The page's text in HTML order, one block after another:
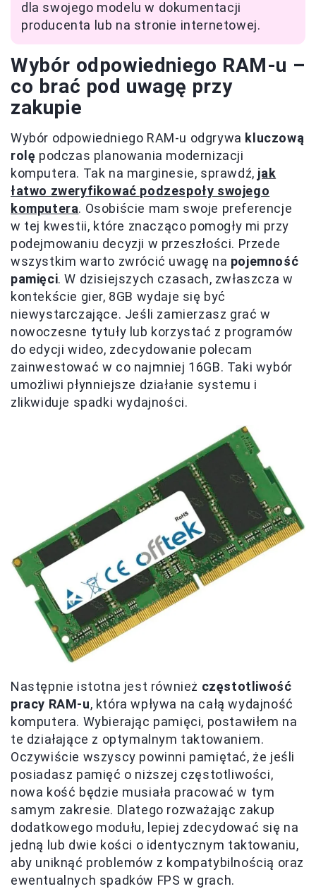
dla swojego modelu w dokumentacji
producenta lub na stronie internetowej.
Wybór odpowiedniego RAM-u –
co brać pod uwagę przy
zakupie
Wybór odpowiedniego RAM-u odgrywa kluczową
rolę podczas planowania modernizacji
komputera. Tak na marginesie, sprawdź, jak
łatwo zweryfikować podzespoły swojego
komputera. Osobiście mam swoje preferencje
w tej kwestii, które znacząco pomogły mi przy
podejmowaniu decyzji w przeszłości. Przede
wszystkim warto zwrócić uwagę na pojemność
pamięci. W dzisiejszych czasach, zwłaszcza w
kontekście gier, 8GB wydaje się być
niewystarczające. Jeśli zamierzasz grać w
nowoczesne tytuły lub korzystać z programów
do edycji wideo, zdecydowanie polecam
zainwestować w co najmniej 16GB. Taki wybór
umożliwi płynniejsze działanie systemu i
zlikwiduje spadki wydajności.
Następnie istotna jest również częstotliwość
pracy RAM-u, która wpływa na całą wydajność
komputera. Wybierając pamięci, postawiłem na
te działające z optymalnym taktowaniem.
Oczywiście wszyscy powinni pamiętać, że jeśli
posiadasz pamięć o niższej częstotliwości,
nowa kość będzie musiała pracować w tym
samym zakresie. Dlatego rozważając zakup
dodatkowego modułu, lepiej zdecydować się na
jedną lub dwie kości o identycznym taktowaniu,
aby uniknąć problemów z kompatybilnością oraz
ewentualnych spadków FPS w grach.